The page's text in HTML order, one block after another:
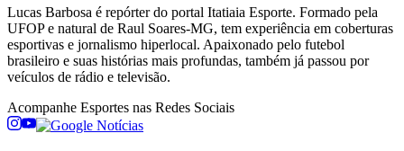
Lucas Barbosa é repórter do portal Itatiaia Esporte. Formado pela
UFOP e natural de Raul Soares-MG, tem experiência em coberturas
esportivas e jornalismo hiperlocal. Apaixonado pelo futebol
brasileiro e suas histórias mais profundas, também já passou por
veículos de rádio e televisão.
Acompanhe Esportes nas Redes Sociais